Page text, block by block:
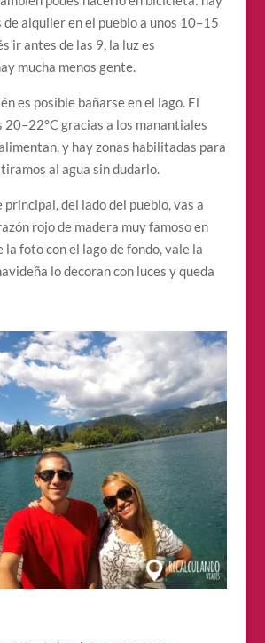
alquiler en el pueblo a unos 10–15
ir antes de las 9, la luz es
mucha menos gente.
es posible bañarse en el lago. El
20–22°C gracias a los manantiales
y hay zonas habilitadas para
al agua sin dudarlo.
principal, del lado del pueblo, vas a
rojo de madera muy famoso en
la foto con el lago de fondo, vale la
lo decoran con luces y queda